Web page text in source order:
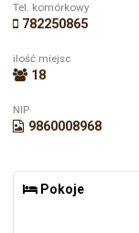
Tel. komórkowy
782250865
ilość miejsc
18
NIP
9860008968
Pokoje